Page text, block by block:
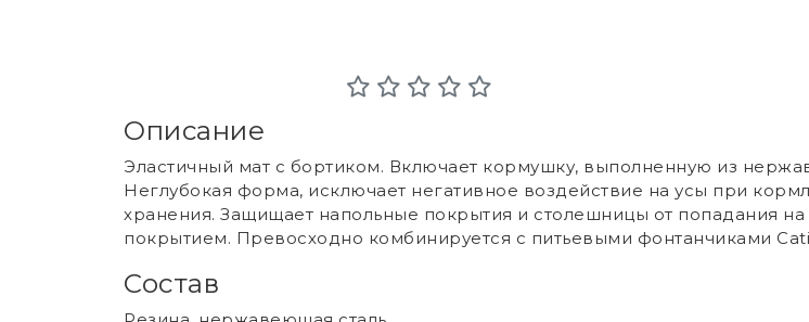
Описание
Эластичный мат с бортиком. Включает кормушку, выполненную из
Неглубокая форма, исключает негативное воздействие на усы при
хранения. Защищает напольные покрытия и столешницы от попадания
покрытием. Превосходно комбинируется с питьевыми фонтанчиками
Состав